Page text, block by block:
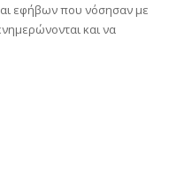
εφήβων που νόσησαν με
και να